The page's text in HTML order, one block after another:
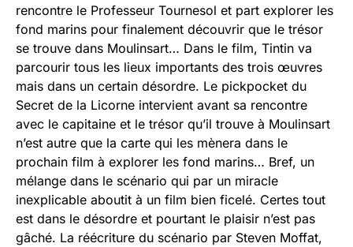
rencontre le Professeur Tournesol et part explorer les
fond marins pour finalement découvrir que le trésor
se trouve dans Moulinsart… Dans le film, Tintin va
parcourir tous les lieux importants des trois œuvres
mais dans un certain désordre. Le pickpocket du
Secret de la Licorne intervient avant sa rencontre
avec le capitaine et le trésor qu’il trouve à Moulinsart
n’est autre que la carte qui les mènera dans le
prochain film à explorer les fond marins… Bref, un
mélange dans le scénario qui par un miracle
inexplicable aboutit à un film bien ficelé. Certes tout
est dans le désordre et pourtant le plaisir n’est pas
gâché. La réécriture du scénario par Steven Moffat,